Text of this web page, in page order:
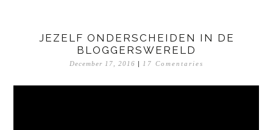
JEZELF ONDERSCHEIDEN IN DE
BLOGGERSWERELD
December 17, 2016 | 17 Comentaries